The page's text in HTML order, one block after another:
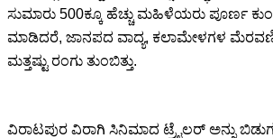
ಸುಮಾರು 500ಕ್ಕೂ ಹೆಚ್ಚು ಮಹಿಳೆಯರು ಪೂರ್ಣ
ಮಾಡಿದರೆ, ಜಾನಪದ ವಾದ್ಯ, ಕಲಾಮೇಳಗಳ
ಮತ್ತಷ್ಟು ರಂಗು ತುಂಬಿತ್ತು.
ವಿರಾಟಪುರ ವಿರಾಗಿ ಸಿನಿಮಾದ ಟ್ರೈಲರ್ ಅನ್ನು